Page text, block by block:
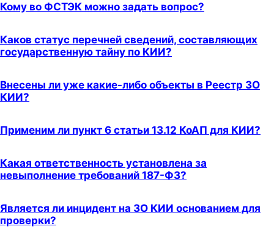
Кому во ФСТЭК можно задать вопрос?
Каков статус перечней сведений, составляющих
государственную тайну по КИИ?
Внесены ли уже какие-либо объекты в Реестр ЗО
КИИ?
Применим ли пункт 6 статьи 13.12 КоАП для КИИ?
Какая ответственность установлена за
невыполнение требований 187-ФЗ?
Является ли инцидент на ЗО КИИ основанием для
проверки?